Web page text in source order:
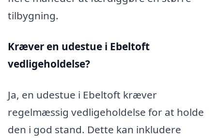
tilbygning.
Kræver en udestue i Ebeltoft
vedligeholdelse?
Ja, en udestue i Ebeltoft kræver
regelmæssig vedligeholdelse for at holde
den i god stand. Dette kan inkludere